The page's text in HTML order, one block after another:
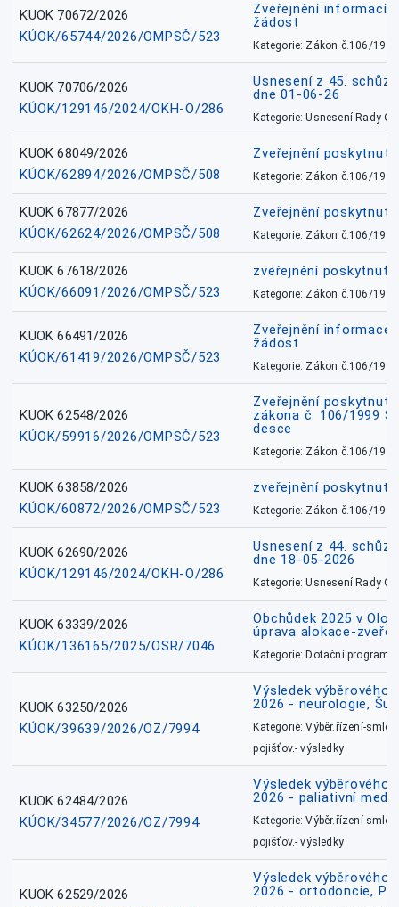
KUOK 70672/2026
KÚOK/65744/2026/OMPSČ/523
Zveřejnění informací
žádost
Kategorie: Zákon č.106/1999
KUOK 70706/2026
KÚOK/129146/2024/OKH-O/286
Usnesení z 45.
dne 01-06-26
Kategorie: Usnesení Rady
KUOK 68049/2026
KÚOK/62894/2026/OMPSČ/508
Zveřejnění
Kategorie: Zákon č.106/1999
KUOK 67877/2026
KÚOK/62624/2026/OMPSČ/508
Zveřejnění
Kategorie: Zákon č.106/1999
KUOK 67618/2026
KÚOK/66091/2026/OMPSČ/523
zveřejnění
Kategorie: Zákon č.106/1999
KUOK 66491/2026
KÚOK/61419/2026/OMPSČ/523
Zveřejnění informace
žádost
Kategorie: Zákon č.106/1999
KUOK 62548/2026
KÚOK/59916/2026/OMPSČ/523
Zveřejnění
zákona č. 106/1999
desce
Kategorie: Zákon č.106/1999
KUOK 63858/2026
KÚOK/60872/2026/OMPSČ/523
zveřejnění
Kategorie: Zákon č.106/1999
KUOK 62690/2026
KÚOK/129146/2024/OKH-O/286
Usnesení z 44.
dne 18-05-2026
Kategorie: Usnesení Rady
KUOK 63339/2026
KÚOK/136165/2025/OSR/7046
Obchůdek 2025 v
úprava alokace-
Kategorie: Dotační
KUOK 63250/2026
KÚOK/39639/2026/OZ/7994
Výsledek výběrového
2026 - neurologie,
Kategorie: Výběr.řízení-
pojišťov.- výsledky
KUOK 62484/2026
KÚOK/34577/2026/OZ/7994
Výsledek výběrového
2026 - paliativní
Kategorie: Výběr.řízení-
pojišťov.- výsledky
KUOK 62529/2026
Výsledek výběrového
2026 - ortodoncie,